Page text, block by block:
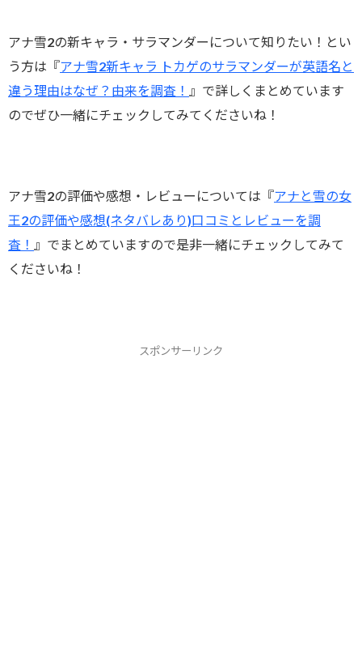
アナ雪2の新キャラ・サラマンダーについて知りたい！とい
う方は『アナ雪2新キャラ トカゲのサラマンダーが英語名と
違う理由はなぜ？由来を調査！ 』で詳しくまとめています
のでぜひ一緒にチェックしてみてくださいね！
アナ雪2の評価や感想・レビューについては『アナと雪の女
王2の評価や感想(ネタバレあり)口コミとレビューを調
査！ 』でまとめていますので是非一緒にチェックしてみて
くださいね！
スポンサーリンク